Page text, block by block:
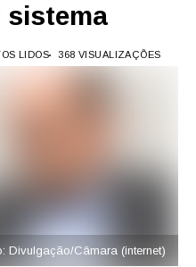
sistema
LIDOS 368 VISUALIZAÇÕES
Divulgação/Câmara (internet)